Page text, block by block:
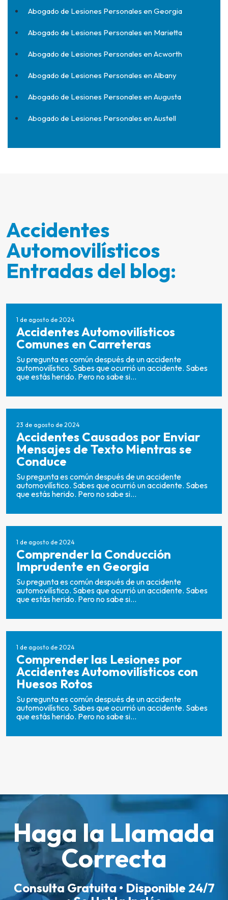
Abogado de Lesiones Personales en Georgia
Abogado de Lesiones Personales en Marietta
Abogado de Lesiones Personales en Acworth
Abogado de Lesiones Personales en Albany
Abogado de Lesiones Personales en Augusta
Abogado de Lesiones Personales en Austell
Accidentes
Automovilísticos
Entradas del blog:
1 de agosto de 2024
Accidentes Automovilísticos
Comunes en Carreteras
Su pregunta es común después de un accidente
automovilístico. Sabes que ocurrió un accidente. Sabes
que estás herido. Pero no sabe si...
23 de agosto de 2024
Accidentes Causados por Enviar
Mensajes de Texto Mientras se
Conduce
Su pregunta es común después de un accidente
automovilístico. Sabes que ocurrió un accidente. Sabes
que estás herido. Pero no sabe si...
1 de agosto de 2024
Comprender la Conducción
Imprudente en Georgia
Su pregunta es común después de un accidente
automovilístico. Sabes que ocurrió un accidente. Sabes
que estás herido. Pero no sabe si...
1 de agosto de 2024
Comprender las Lesiones por
Accidentes Automovilísticos con
Huesos Rotos
Su pregunta es común después de un accidente
automovilístico. Sabes que ocurrió un accidente. Sabes
que estás herido. Pero no sabe si...
Haga la Llamada
Correcta
Consulta Gratuita • Disponible 24/7